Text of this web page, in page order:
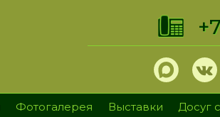
Фотогалерея Выставки
Досуг